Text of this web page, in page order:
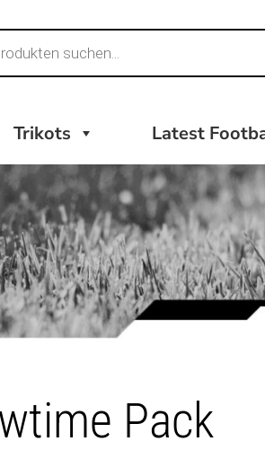
Trikots Latest
Pack